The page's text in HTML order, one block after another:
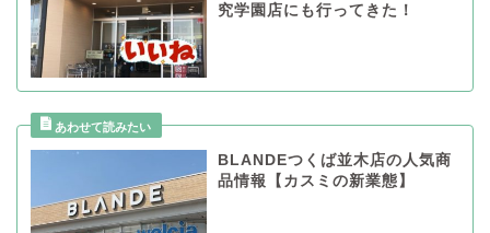
究学園店にも行ってきた！
BLANDEつくば並木店の人気商
品情報【カスミの新業態】